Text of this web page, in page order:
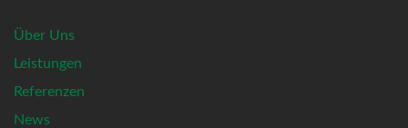
Über Uns
Leistungen
Referenzen
News